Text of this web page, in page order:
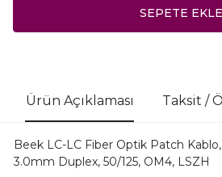
SEPETE EKLE
Ürün Açıklaması Taksit /
Beek LC-LC Fiber Optik Patch
3.0mm Duplex, 50/125, OM4, LSZH